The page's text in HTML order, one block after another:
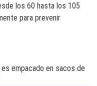
los 60 hasta los 105
para prevenir
empacado en sacos de